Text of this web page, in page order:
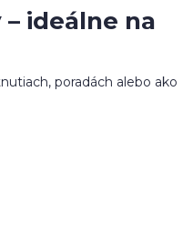
ideálne na
poradách alebo ako